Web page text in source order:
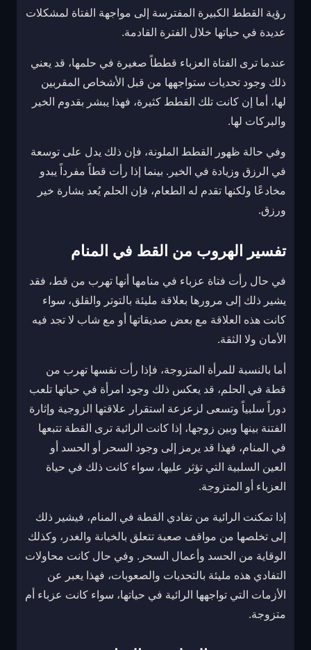
رؤية القطط الكبيرة المفترسة إلى مواجهة الفتاة لمشكلات
عديدة في حياتها خلال الفترة القادمة.
عندما ترى الفتاة العزباء قططاً صغيرة في حلمها، قد يعني
ذلك وجود تحديات ستواجهها من قبل الأشخاص المقربين
لها، أما إن كانت تلك القطط كثيرة، فهذا يبشر بقدوم الخير
والبركات لها.
وفي حالة ظهور القطط الملونة، فإن ذلك يدل على توسعة
في الرزق وزيادة في الخير. بينما إذا رأت قطاً مفرداً يبدو
مخادعًا ولكنها تقدم له الطعام، فإن الحلم يُعد بشارة خير
ورزق.
تفسير الهروب من القط في المنام
في حال رأت فتاة عزباء في منامها أنها تهرب من قط، فقد
يشير ذلك إلى مرورها بعلاقة مليئة بالتوتر والقلق، سواء
كانت هذه العلاقة مع بعض صديقاتها أو مع شاب لا تجد فيه
الأمان ولا الثقة.
أما بالنسبة للمرأة المتزوجة، فإذا رأت نفسها تهرب من
قطة في الحلم، قد يعكس ذلك وجود امرأة في حياتها تلعب
دوراً سلبياً وتسعى لزعزعة استقرار علاقتها الزوجية وإثارة
الفتنة بينها وبين زوجها، إذا كانت الرائية ترى القطة تتبعها
في المنام، فهذا قد يرمز إلى وجود السحر أو الحسد أو
العين السلبية التي تؤثر عليها، سواء كانت ذلك في حياة
العزباء أو المتزوجة.
إذا تمكنت الرائية من تفادي القطة في المنام، فيشير ذلك
إلى تخلصها من مواقف صعبة تتعلق بالخيانة والغدر، وكذلك
الوقاية من الحسد وأعمال السحر. وفي حال كانت محاولات
التفادي هذه مليئة بالتحديات والصعوبات، فهذا يعبر عن
الأزمات التي تواجهها الرائية في حياتها، سواء كانت عزباء أم
متزوجة.